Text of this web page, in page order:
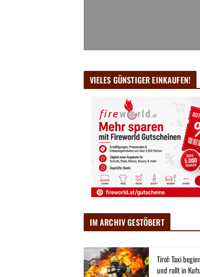
VIELES GÜNSTIGER EINKAUFEN!
IM ARCHIV GESTÖBERT
Tirol: Taxi
und rollt in